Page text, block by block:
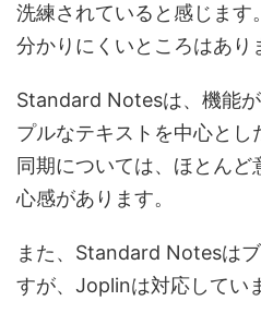
洗練されていると感じま
分かりにくいところはあり
Standard Notesは、機能
プルなテキストを中心とし
同期については、ほとん
心感があります。
また、Standard Notesは
すが、Joplinは対応してい